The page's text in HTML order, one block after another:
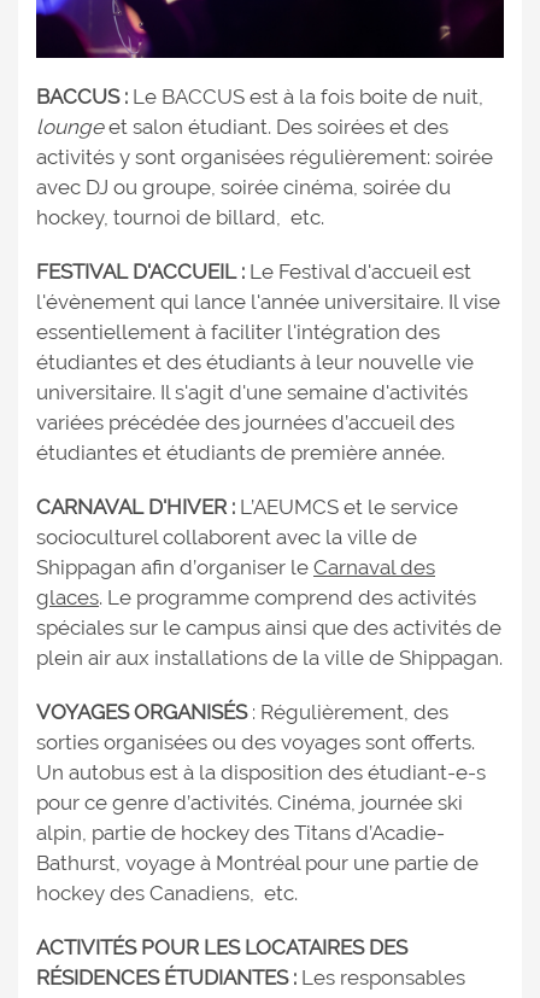
BACCUS : Le BACCUS est à la fois boite de nuit,
loungeet salon étudiant. Des soirées et des
activités y sont organisées régulièrement: soirée
avec DJ ou groupe, soirée cinéma, soirée du
hockey, tournoi de billard, etc.
FESTIVAL D'ACCUEIL : Le Festival d'accueil est
l'évènement qui lance l'année universitaire. Il vise
essentiellement à faciliter l'intégration des
étudiantes et des étudiants à leur nouvelle vie
universitaire. Il s'agit d'une semaine d'activités
variées précédée des journées d’accueil des
étudiantes et étudiants de première année.
CARNAVAL D'HIVER : L’AEUMCS et le service
socioculturel collaborent avec la ville de
Shippagan afin d’organiser le Carnaval des
glaces. Le programme comprend des activités
spéciales sur le campus ainsi que des activités de
plein air aux installations de la ville de Shippagan.
VOYAGES ORGANISÉS : Régulièrement, des
sorties organisées ou des voyages sont offerts.
Un autobus est à la disposition des étudiant-e-s
pour ce genre d’activités. Cinéma, journée ski
alpin, partie de hockey des Titans d’Acadie-
Bathurst, voyage à Montréal pour une partie de
hockey des Canadiens, etc.
ACTIVITÉS POUR LES LOCATAIRES DES
RÉSIDENCES ÉTUDIANTES : Les responsables